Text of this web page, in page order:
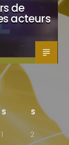
de
acteurs
S S
1
2